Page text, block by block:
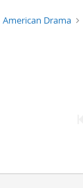
American Drama